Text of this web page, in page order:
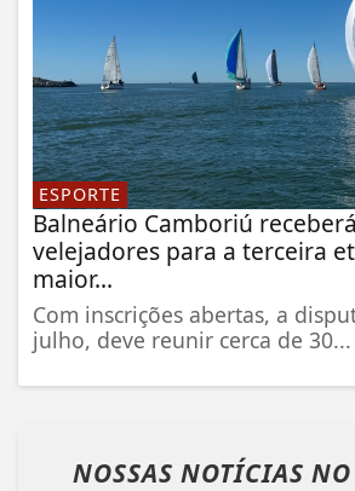
ESPORTE
Balneário Camboriú
velejadores para a terceira
maior...
Com inscrições abertas, a
julho, deve reunir cerca de 30...
NOSSAS NOTÍCIAS NO